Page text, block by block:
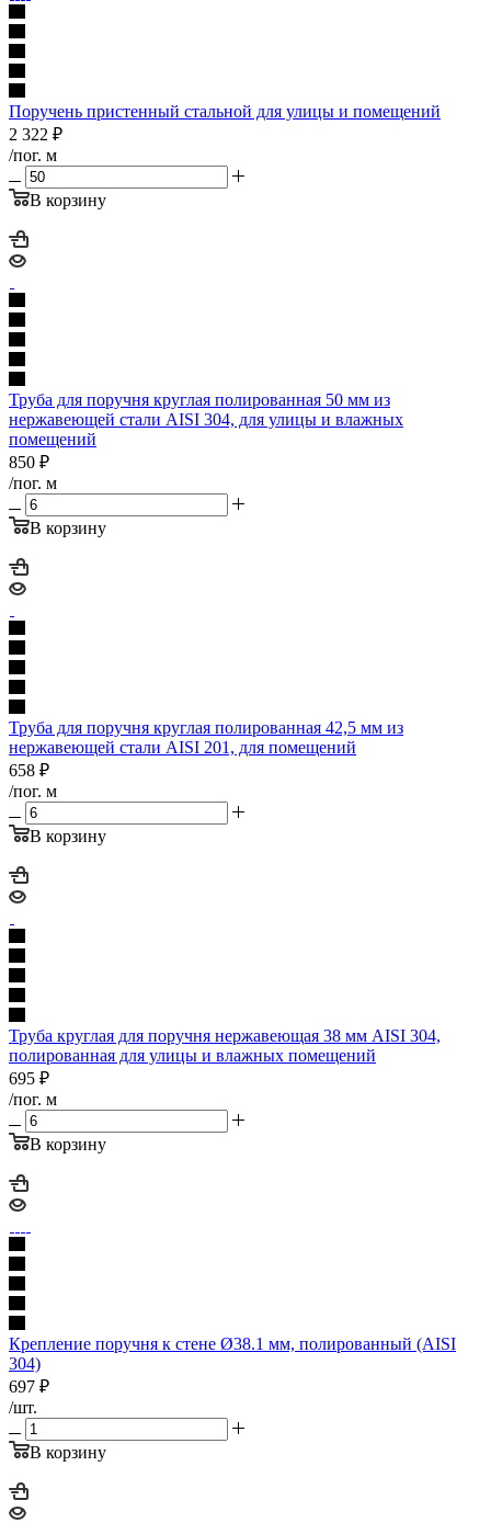
Поручень пристенный стальной для улицы и помещений
2 322 ₽
/пог. м
В корзину
Труба для поручня круглая полированная 50 мм из
нержавеющей стали AISI 304, для улицы и влажных
помещений
850 ₽
/пог. м
В корзину
Труба для поручня круглая полированная 42,5 мм из
нержавеющей стали AISI 201, для помещений
658 ₽
/пог. м
В корзину
Труба круглая для поручня нержавеющая 38 мм AISI 304,
полированная для улицы и влажных помещений
695 ₽
/пог. м
В корзину
Крепление поручня к стене Ø38.1 мм, полированный (AISI
304)
697 ₽
/шт.
В корзину